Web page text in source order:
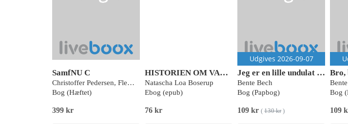
SamfNU C
Christoffer Pedersen, Flemming Gräs, Gunvor Vestergaard, Jakob Nørgaard, Klaus Holleufer, Morten Bülow, Peter Mouritsen, Søren Malling, Thomas Løkke Læssøe
Bog (Hæftet)
399 kr
HISTORIEN OM VALMUEN
Natascha Loa Boserup
Ebog (epub)
76 kr
Udgives 2026-09-07
Jeg er en lille undulat - og andre børnesange (papbog med 10 klassikere)
Bente Bech
Bog (Papbog)
109 kr ( 130 kr)
Bog
109